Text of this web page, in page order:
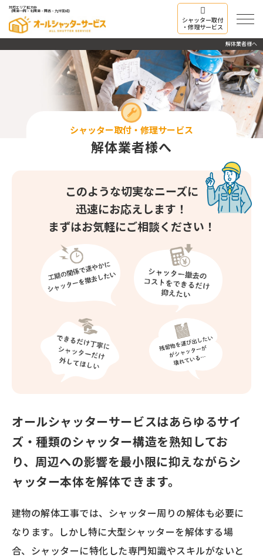
対応エリア拡大中
（関東一円・北関東・関西・九州宮崎）
シャッター取付
・修理サービス
解体業者様へ
シャッター取付・修理サービス
解体業者様へ
このような切実なニーズに
迅速にお応えします！
まずはお気軽にご相談ください！
オールシャッターサービスはあらゆるサイ
ズ・種類のシャッター構造を熟知してお
り、周辺への影響を最小限に抑えながらシ
ャッター本体を解体できます。
建物の解体工事では、シャッター周りの解体も必要に
なります。しかし特に大型シャッターを解体する場
合、シャッターに特化した専門知識やスキルがないと